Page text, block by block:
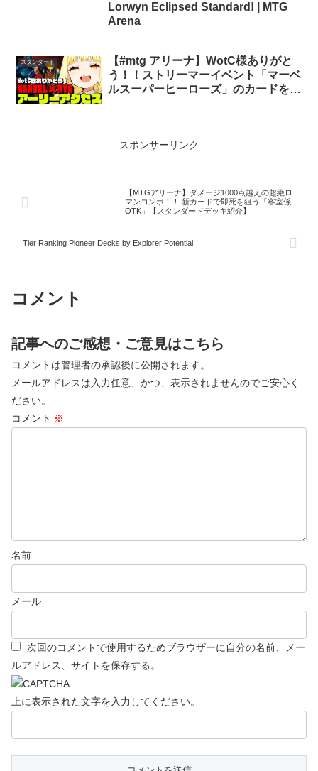
Lorwyn Eclipsed Standard! | MTG
Arena
スタンダード
【#mtg アリーナ】WotC様ありがと
う！！ストリーマーイベント「マーベ
ルスーパーヒーローズ」のカードを触
スポンサーリンク
【MTGアリーナ】ダメージ1000点越えの超絶ロ
マンコンボ！！ 新カードで即死を狙う「客室係
OTK」【スタンダードデッキ紹介】
Tier Ranking Pioneer Decks by Explorer Potential
コメント
記事へのご感想・ご意見はこちら
コメントは管理者の承認後に公開されます。
メールアドレスは入力任意、かつ、表示されませんのでご安心く
ださい。
コメント ※
名前
メール
次回のコメントで使用するためブラウザーに自分の名前、メー
ルアドレス、サイトを保存する。
上に表示された文字を入力してください。